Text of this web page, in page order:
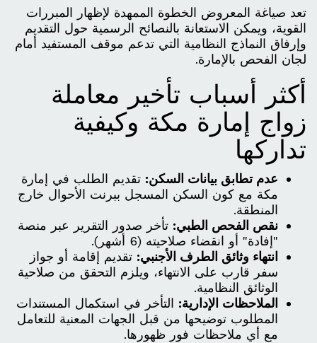
تعد صياغة المعروض الخطوة الممهدة لإظهار المبررات
القوية، ويمكن الاستعانة بالنصائح الرسمية حول التقديم
وإرفاق النماذج النظامية التي تدعم موقف المستفيد أمام
لجان الفحص بالإمارة.
أكثر أسباب تأخير معاملة
زواج إمارة مكة وكيفية
تداركها
عدم تطابق بيانات السكن: تقديم الطلب في إمارة
مكة مع كون السكن المسجل ببرنت الأحوال خارج
المنطقة.
نقص الفحص الطبي: تأخر صدور التقرير عبر منصة
"إفادة" أو انقضاء صلاحيته (6 أشهر).
انتهاء وثائق الطرف الأجنبي: تقديم إقامة أو جواز
سفر قارب على الانتهاء، ويلزم التحقق من صلاحية
الوثائق النظامية.
الملاحظات الإدارية: التأخر في استكمال المستندات
المطلوب توضيحها من قبل الجهات المعنية للتعامل
مع أي ملاحظات فور ظهورها.